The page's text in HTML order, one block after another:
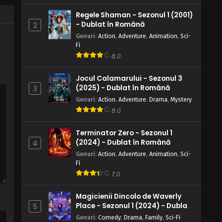
Naruto – Sezonul 1 Episodul 159 –
Vânătorul de Recompense din
deșert
deșert - 28 August, 2025
Naruto – Sezonul 1 Episodul 158 –
Studiază-mi instrucțiunile: Marele
supraviețuitor deziderat
Eps 158 - Studiază-mi instrucțiunile:
Marele supraviețuitor deziderat - 28
Naruto – Sezonul 1 Episodul 157 –
Fugiți: Curry-ul vieții
2025
Naruto – Sezonul 1 Episodul 156 –
Raiga contraatacă
Eps 156 - Raiga contraatacă - 28 August,
2
Regele Shaman - Sezonul 1 (2001)
- Dublat în Română
Genuri: Action, Adventure, Animation, Sci-
Fi
8.0
3
Jocul Calamarului - Sezonul 3
(2025) - Dublat în Română
Genuri: Action, Adventure, Drama, Mystery
8.0
4
Terminator Zero - Sezonul 1
(2024) - Dublat în Română
Genuri: Action, Adventure, Animation, Sci-
Fi
7.0
5
Magicienii Dincolo de Waverly
Place - Sezonul 1 (2024) - Dublat
în Română
Genuri: Comedy, Drama, Family, Sci-Fi